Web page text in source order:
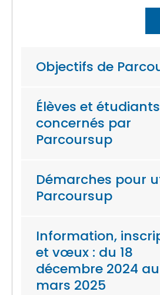
Objectifs de
Élèves et étudiants
concernés par
Parcoursup
Démarches pour
Parcoursup
Information,
et vœux : du 18
décembre 2024 au
mars 2025